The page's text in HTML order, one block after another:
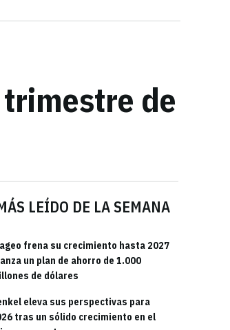
de
LEÍDO DE LA SEMANA
frena su crecimiento hasta 2027
un plan de ahorro de 1.000
de dólares
eleva sus perspectivas para
tras un sólido crecimiento en el